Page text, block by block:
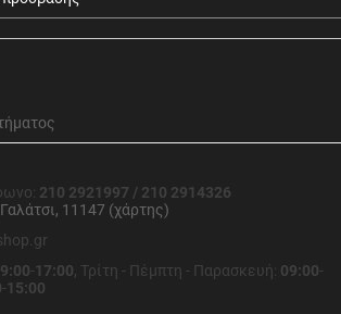
210 2921997 / 210 2914326
11147 (χάρτης)
-17:00, Τρίτη - Πέμπτη - Παρασκευή: 09:00-
-15:00